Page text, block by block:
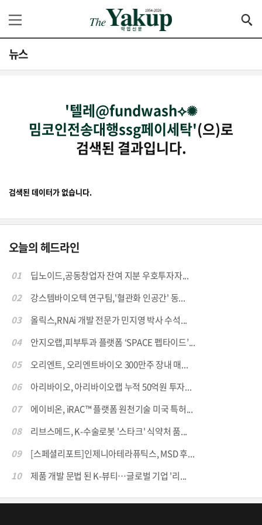
뉴스
'텔레@fundwash⟡✺
밈코인전송대행ssg페이세탁'(으)로
검색된 결과입니다.
검색된 데이터가 없습니다.
오늘의 헤드라인
01
딥노이드,공동창업자 잔여 지분 우호투자자...
02
강스템바이오텍 연구팀,'혈관화 인공간' 동...
03
올릭스,RNAi 개발 전문가 민지영 박사 수석...
04
안지오랩,피부투과 플랫폼 ‘SPACE 펩타이드’...
05
오리엔트, 오리엔트바이오 300만주 장내 매...
06
아리바이오, 아리바이오랩 누적 50억원 투자...
07
에이비온, iRAC™ 플랫폼 원천기술 미국 특허...
08
리브스메드, K-수술로봇 '스타크' 식약처 품...
09
[스페셜리포트]인제니아테라퓨틱스, MSD 후...
10
제품 개발 문법 된 K-뷰티…글로벌 기업 '리...